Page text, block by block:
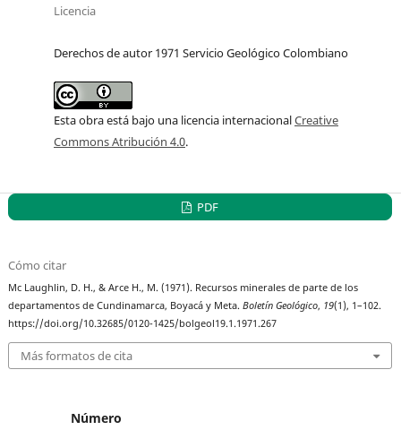
Licencia
Derechos de autor 1971 Servicio Geológico Colombiano
Esta obra está bajo una licencia internacionalCreative
Commons Atribución 4.0.
PDF
Cómo citar
Mc Laughlin, D. H., & Arce H., M. (1971). Recursos minerales de parte de los
departamentos de Cundinamarca, Boyacá y Meta.Boletín Geológico, 19(1), 1–102.
https://doi.org/10.32685/0120-1425/bolgeol19.1.1971.267
Más formatos de cita
Número